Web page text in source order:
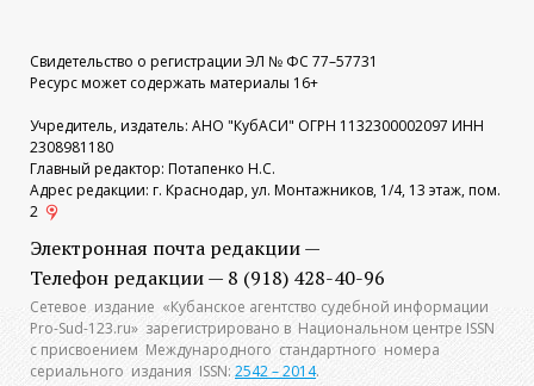
Свидетельство о регистрации ЭЛ № ФС 77–57731
Ресурс может содержать материалы 16+
Учредитель, издатель: АНО "КубАСИ" ОГРН 1132300002097 ИНН
2308981180
Главный редактор: Потапенко Н.С.
Адрес редакции: г. Краснодар, ул. Монтажников, 1/4, 13 этаж, пом.
2
Электронная почта редакции —
Телефон редакции — 8 (918) 428-40-96
Сетевое издание «Кубанское агентство судебной информации
Pro-Sud-123.ru» зарегистрировано в Национальном центре ISSN
с присвоением Международного стандартного номера
сериального издания ISSN: 2542 – 2014.